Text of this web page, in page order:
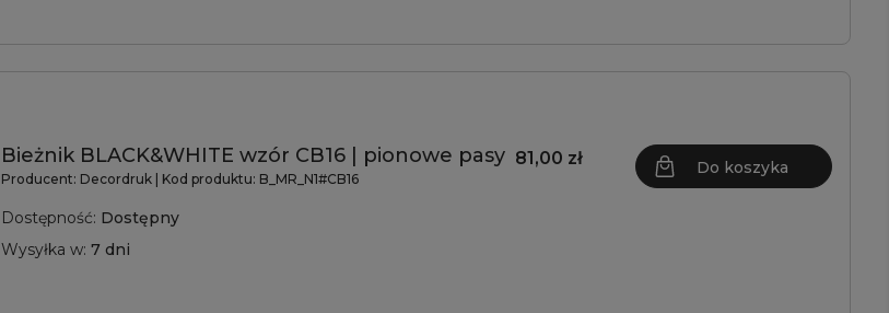
Bieżnik BLACK&WHITE wzór CB16 | pionowe pasy
Producent: Decordruk | Kod produktu: B_MR_N1#CB16
Dostępność: Dostępny
Wysyłka w: 7 dni
81,00 zł Do koszyka